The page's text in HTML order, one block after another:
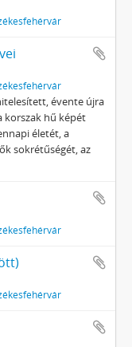
évente újra
korszak hű képét
életét, a
sokrétűségét, az